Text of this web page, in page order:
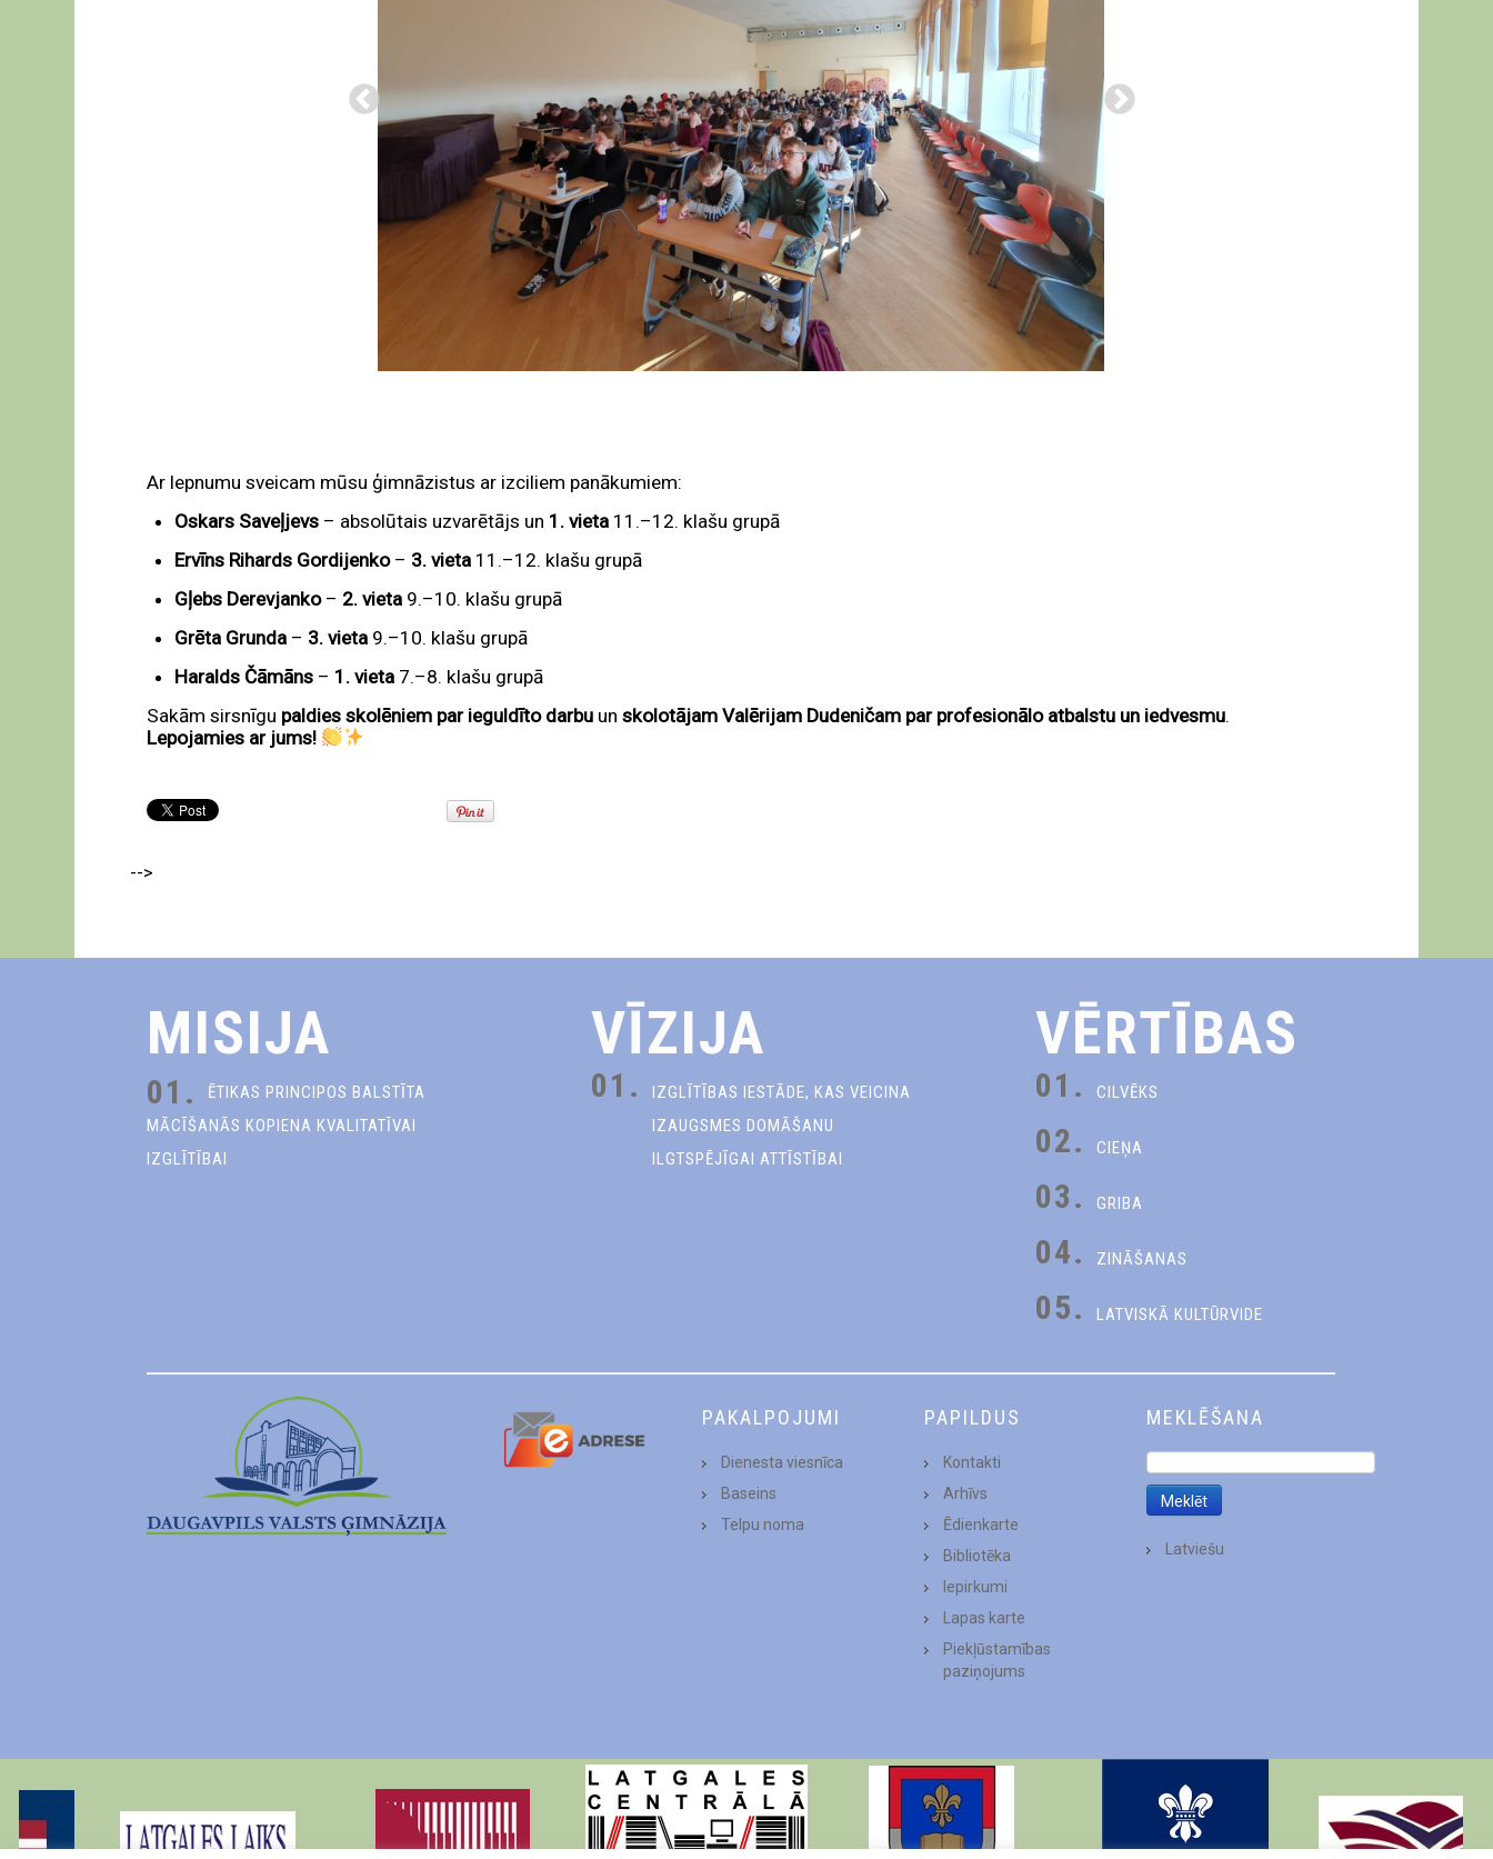
Ar lepnumu sveicam mūsu ģimnāzistus ar izciliem panākumiem:
Oskars Saveļjevs – absolūtais uzvarētājs un 1. vieta 11.–12. klašu grupā
Ervīns Rihards Gordijenko– 3. vieta 11.–12. klašu grupā
Gļebs Derevjanko– 2. vieta 9.–10. klašu grupā
Grēta Grunda – 3. vieta 9.–10. klašu grupā
Haralds Čāmāns – 1. vieta 7.–8. klašu grupā
Sakām sirsnīgu paldies skolēniem par ieguldīto darbu un skolotājam Valērijam Dudeničam par profesionālo atbalstu un iedvesmu.
Lepojamies ar jums!
-->
MISIJA
01.
ĒTIKAS PRINCIPOS BALSTĪTA
MĀCĪŠANĀS KOPIENA KVALITATĪVAI
IZGLĪTĪBAI
VĪZIJA
01.
IZGLĪTĪBAS IESTĀDE, KAS VEICINA
IZAUGSMES DOMĀŠANU
ILGTSPĒJĪGAI ATTĪSTĪBAI
VĒRTĪBAS
01. CILVĒKS
02. CIEŅA
03. GRIBA
04. ZINĀŠANAS
05. LATVISKĀ KULTŪRVIDE
PAKALPOJUMI
Dienesta viesnīca
Baseins
Telpu noma
PAPILDUS
Kontakti
Arhīvs
Ēdienkarte
Bibliotēka
Iepirkumi
Lapas karte
Piekļūstamības
paziņojums
MEKLĒŠANA
Latviešu